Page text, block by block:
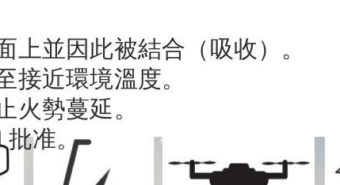
並因此被結合（吸收）。
近環境溫度。
勢蔓延。
批准。